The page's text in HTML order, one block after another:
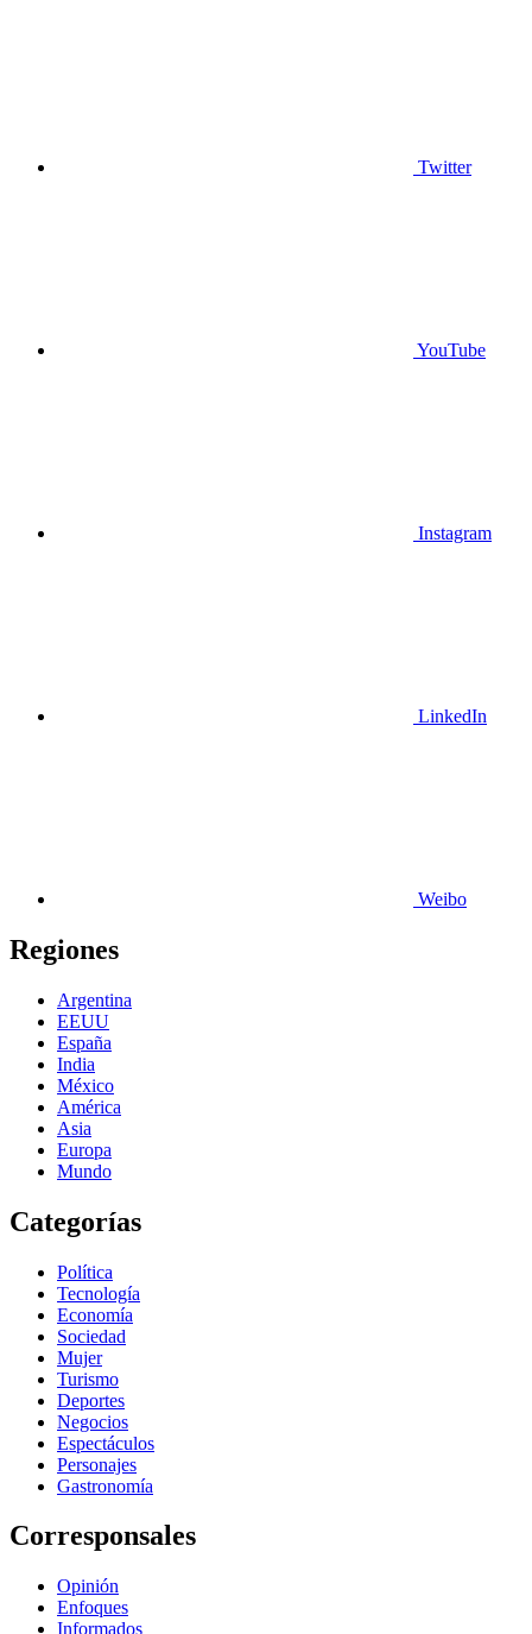
Twitter
YouTube
Instagram
LinkedIn
Weibo
Regiones
Argentina
EEUU
España
India
México
América
Asia
Europa
Mundo
Categorías
Política
Tecnología
Economía
Sociedad
Mujer
Turismo
Deportes
Negocios
Espectáculos
Personajes
Gastronomía
Corresponsales
Opinión
Enfoques
Informados